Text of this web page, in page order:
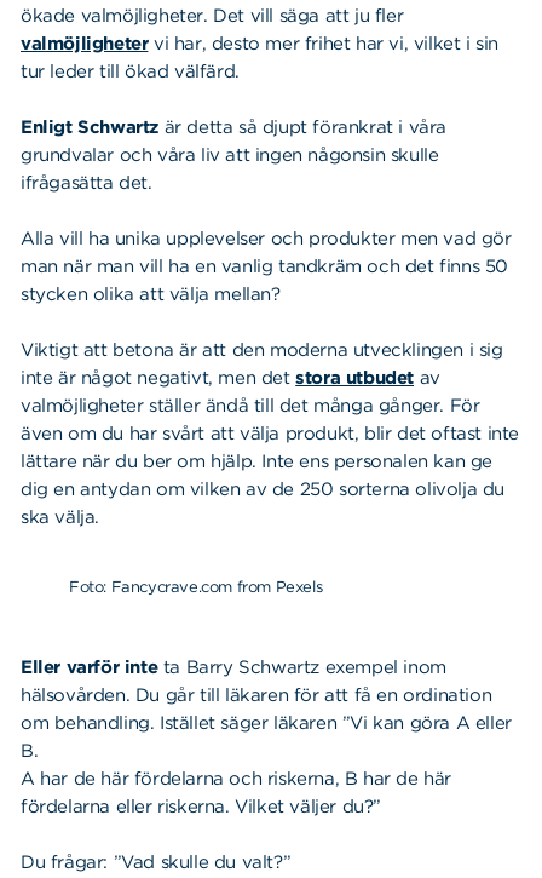
ökade valmöjligheter. Det vill säga att ju fler
valmöjlighetervi har, desto mer frihet har vi, vilket i sin
tur leder till ökad välfärd.
Enligt Schwartz är detta så djupt förankrat i våra
grundvalar och våra liv att ingen någonsin skulle
ifrågasätta det.
Alla vill ha unika upplevelser och produkter men vad gör
man när man vill ha en vanlig tandkräm och det finns 50
stycken olika att välja mellan?
Viktigt att betona är att den moderna utvecklingen i sig
inte är något negativt, men detstora utbudet av
valmöjligheter ställer ändå till det många gånger. För
även om du har svårt att välja produkt, blir det oftast inte
lättare när du ber om hjälp. Inte ens personalen kan ge
dig en antydan om vilken av de 250 sorterna olivolja du
ska välja.
Foto: Fancycrave.com from Pexels
Eller varför inteta Barry Schwartz exempel inom
hälsovården. Du går till läkaren för att få en ordination
om behandling. Istället säger läkaren ”Vi kan göra A eller
B.
A har de här fördelarna och riskerna, B har de här
fördelarna eller riskerna. Vilket väljer du?”
Du frågar: ”Vad skulle du valt?”